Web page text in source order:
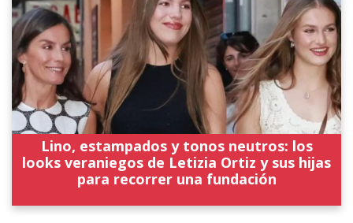
Lino, estampados y tonos neutros: los
looks veraniegos de Letizia Ortiz y sus hijas
para recorrer una fundación